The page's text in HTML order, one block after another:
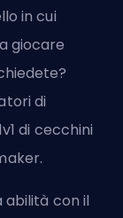
in cui
giocare
di
di cecchini
abilità con il